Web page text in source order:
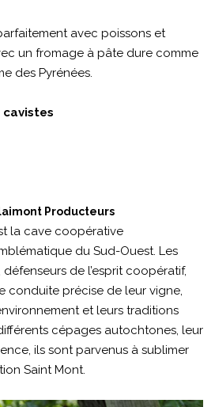
avec poissons et
un fromage à pâte dure comme
des Pyrénées.
cavistes
Producteurs
la cave coopérative
du Sud-Ouest. Les
de l’esprit coopératif,
conduite précise de leur vigne,
et leurs traditions
cépages autochtones, leur
ils sont parvenus à sublimer
Saint Mont.